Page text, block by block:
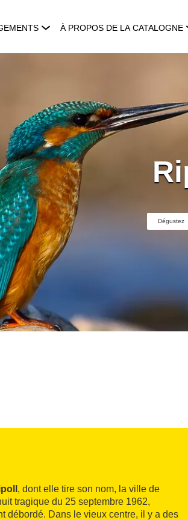
À PROPOS DE LA CATALOGNE
Dégustez
, dont elle tire son nom, la ville de
tragique du 25 septembre 1962,
débordé. Dans le vieux centre, il y a des